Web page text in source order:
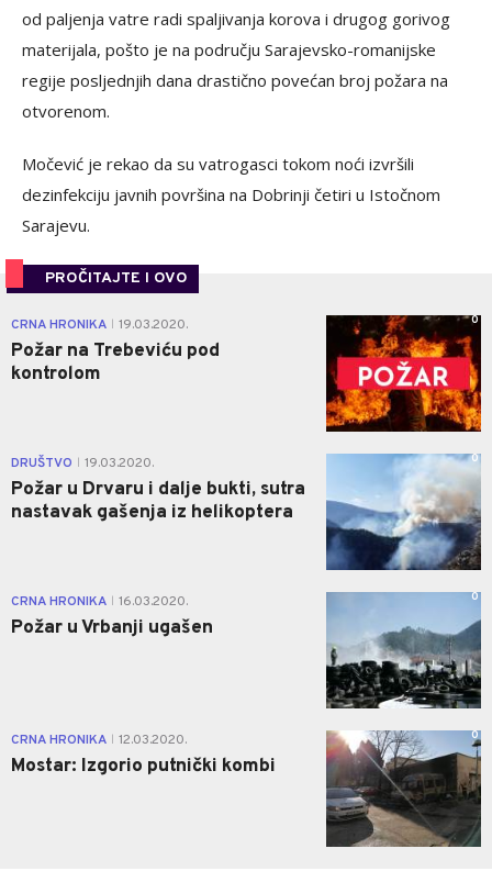
od paljenja vatre radi spaljivanja korova i drugog gorivog
materijala, pošto je na području Sarajevsko-romanijske
regije posljednjih dana drastično povećan broj požara na
otvorenom.
Močević je rekao da su vatrogasci tokom noći izvršili
dezinfekciju javnih površina na Dobrinji četiri u Istočnom
Sarajevu.
PROČITAJTE I OVO
CRNA HRONIKA 19.03.2020.
Požar na Trebeviću pod
kontrolom
0
DRUŠTVO 19.03.2020.
Požar u Drvaru i dalje bukti, sutra
nastavak gašenja iz helikoptera
0
CRNA HRONIKA 16.03.2020.
Požar u Vrbanji ugašen
0
CRNA HRONIKA 12.03.2020.
Mostar: Izgorio putnički kombi
0